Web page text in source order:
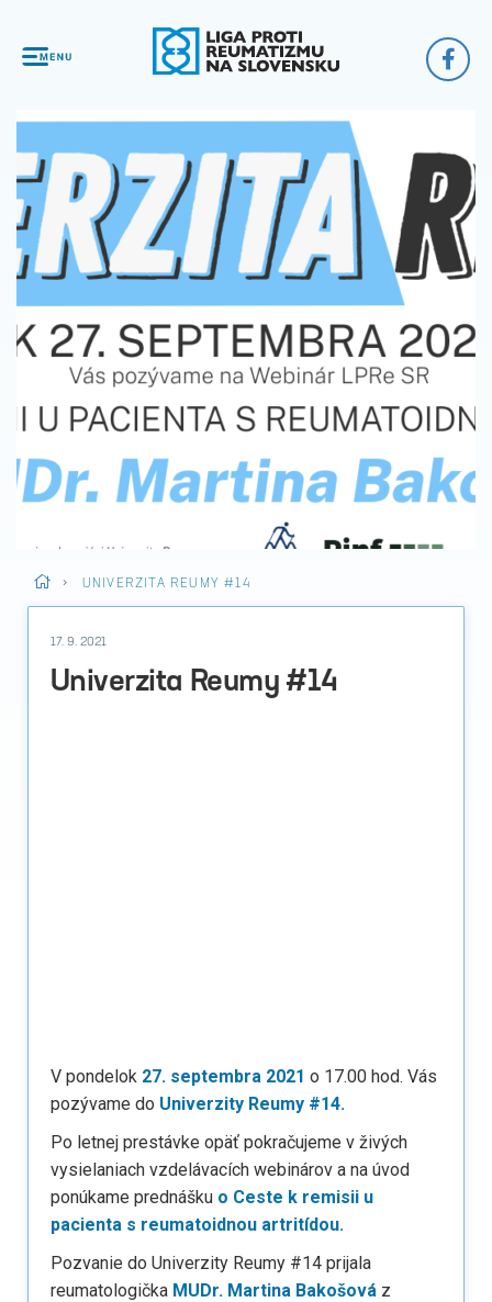
> UNIVERZITA REUMY #14
17. 9. 2021
Univerzita Reumy #14
V pondelok 27. septembra 2021 o 17.00 hod. Vás
pozývame do Univerzity Reumy #14.
Po letnej prestávke opäť pokračujeme v živých
vysielaniach vzdelávacích webinárov a na úvod
ponúkame prednášku o Ceste k remisii u
pacienta s reumatoidnou artritídou.
Pozvanie do Univerzity Reumy #14 prijala
reumatologička MUDr. Martina Bakošová z